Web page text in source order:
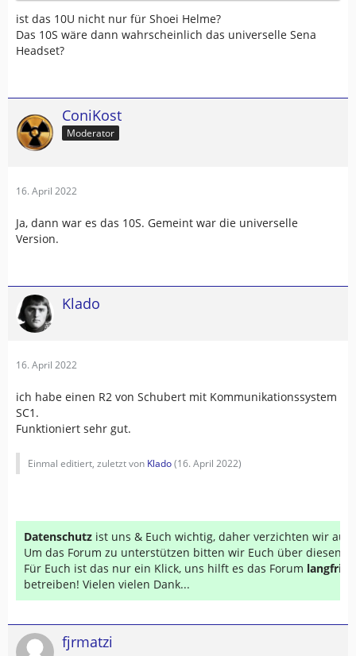
ist das 10U nicht nur für Shoei Helme?
Das 10S wäre dann wahrscheinlich das universelle Sena
Headset?
ConiKost
Moderator
16. April 2022
Ja, dann war es das 10S. Gemeint war die universelle
Version.
Klado
16. April 2022
ich habe einen R2 von Schubert mit Kommunikationssystem
SC1.
Funktioniert sehr gut.
Einmal editiert, zuletzt von Klado(16. April 2022)
Datenschutz ist uns & Euch wichtig, daher verzichten wir auf
Um das Forum zu unterstützen bitten wir Euch über diesen
Für Euch ist das nur ein Klick, uns hilft es das Forum
betreiben! Vielen vielen Dank...
fjrmatzi